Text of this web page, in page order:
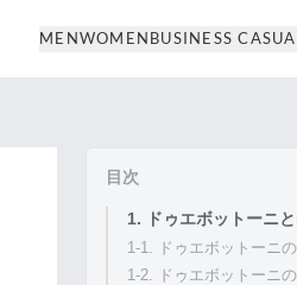
MENWOMEN BUSINESS
目次
1. ドゥエボットーニ
1-1. ドゥエボットーニ
1-2. ドゥエボットーニ